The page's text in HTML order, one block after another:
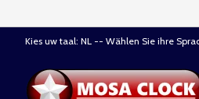
Kies uw taal: NL -- Wählen Sie ihre